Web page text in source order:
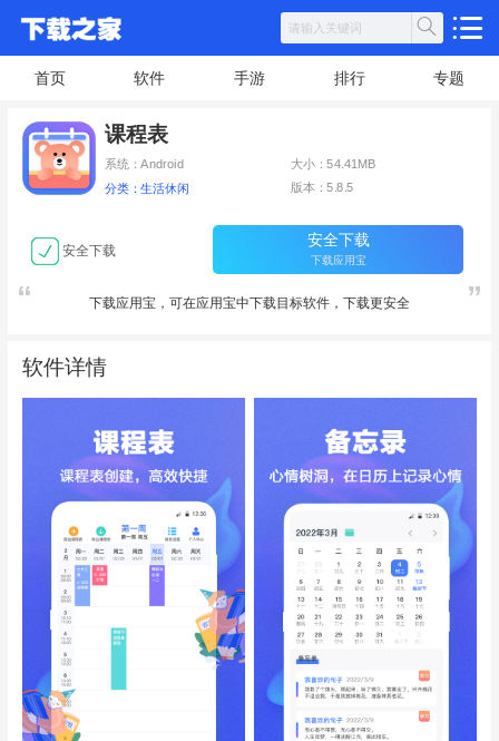
首页 软件 手游 排行 专题
课程表
系统：Android 大小：54.41MB
分类：生活休闲 版本：5.8.5
安全下载
安全下载
下载应用宝
下载应用宝，可在应用宝中下载目标软件，下载更安全
软件详情